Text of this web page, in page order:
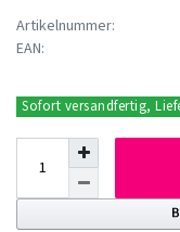
Artikelnummer:
EAN:
Sofort versandfertig,